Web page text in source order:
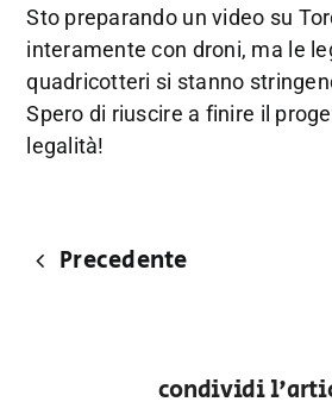
Sto preparando un video su
interamente con droni, ma le
quadricotteri si stanno
Spero di riuscire a finire il
legalità!
Precedente
condividi